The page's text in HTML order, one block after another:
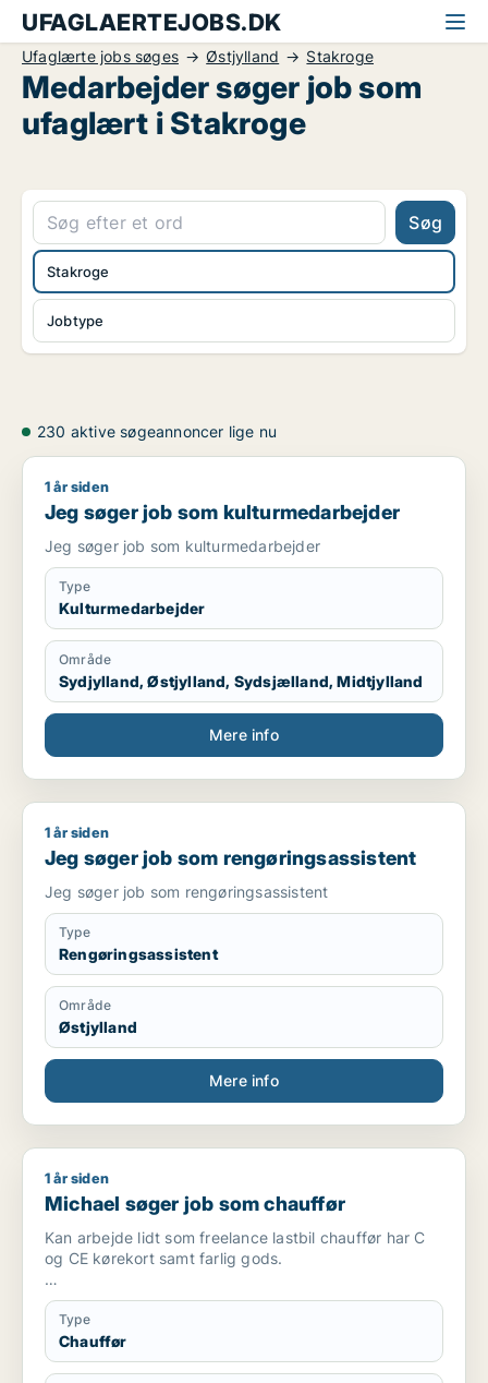
UFAGLAERTEJOBS.DK
Ufaglærte jobs søges Østjylland Stakroge
Medarbejder søger job som
ufaglært i Stakroge
Søg
Jobtype
Stakroge
230 aktive søgeannoncer lige nu
Jeg søger job som kulturmedarbejder
1 år siden
Jeg søger job som kulturmedarbejder
Jeg søger job som kulturmedarbejder
Type
Kulturmedarbejder
Område
Sydjylland, Østjylland, Sydsjælland, Midtjylland
Mere info
Jeg søger job som rengøringsassistent
1 år siden
Jeg søger job som rengøringsassistent
Jeg søger job som rengøringsassistent
Type
Rengøringsassistent
Område
Østjylland
Mere info
Michael søger job som chauffør
1 år siden
Michael søger job som chauffør
Kan arbejde lidt som freelance lastbil chauffør har C
og CE kørekort samt farlig gods.
Er ikke interesseret i at køre varevogne op til 3500kg.
Type
Chauffør